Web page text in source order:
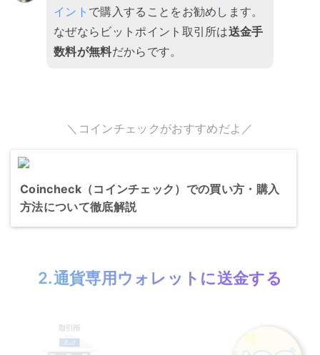
イント で購入することをお勧めします。
なぜならビットポイント取引所は送金手
数料が無料だからです。
＼コインチェックがおすすめだよ／
Coincheck（コインチェック）での買い方・購入
方法について徹底解説
2.通貨専用ウォレットに送金する